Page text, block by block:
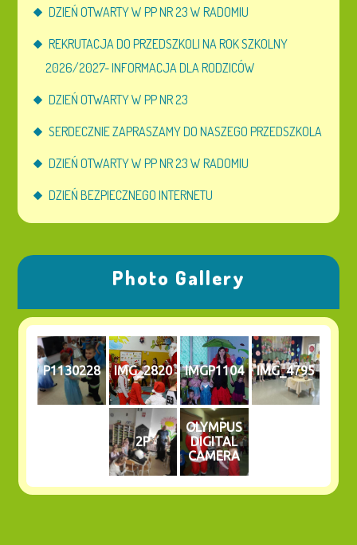
DZIEŃ OTWARTY W PP NR 23 W RADOMIU
REKRUTACJA DO PRZEDSZKOLI NA ROK SZKOLNY
2026/2027- INFORMACJA DLA RODZICÓW
DZIEŃ OTWARTY W PP NR 23
SERDECZNIE ZAPRASZAMY DO NASZEGO PRZEDSZKOLA
DZIEŃ OTWARTY W PP NR 23 W RADOMIU
DZIEŃ BEZPIECZNEGO INTERNETU
Photo Gallery
P1130228 IMG_2820 IMGP1104 IMG_4795
2P
OLYMPUS
DIGITAL
CAMERA